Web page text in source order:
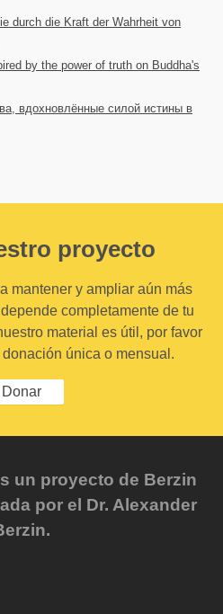
durch die Kraft der Wahrheit von
by the power of truth on Buddha's
вдохновлённые силой истины в
proyecto
mantener y ampliar aún más
completamente de tu
material es útil, por favor
única o mensual.
Donar
un proyecto de Berzin
por el Dr. Alexander